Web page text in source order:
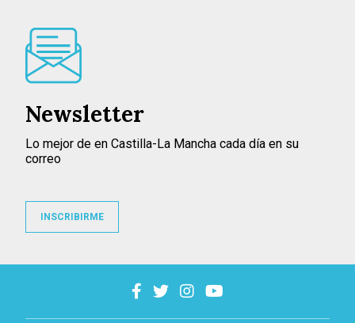
Newsletter
Lo mejor de en Castilla-La Mancha cada día en su
correo
INSCRIBIRME